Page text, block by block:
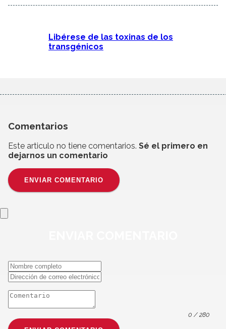
Libérese de las toxinas de los
transgénicos
Comentarios
Este articulo no tiene comentarios. Sé el primero en
dejarnos un comentario
ENVIAR COMENTARIO
0 / 280